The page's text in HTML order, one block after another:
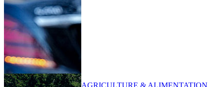
AGRICULTURE & ALIMENTATION